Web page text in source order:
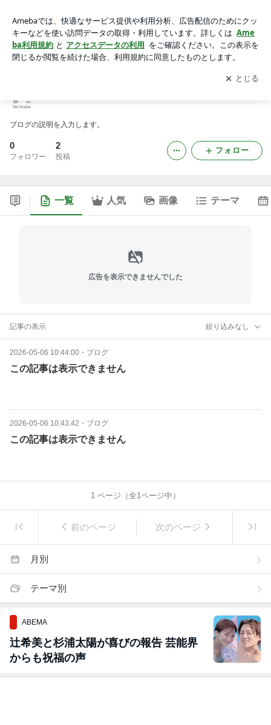
アプリをダウンロードして ブログの更新通知
を受け取りまし
ょう。
開く
ブログの説明を入力します。
0
フォロワー
2
投稿
フォロー
一覧 人気 画像 テーマ
広告を表示できませんでした
記事の表示 絞り込みなし
2026-05-06 10:44:00 ・ ブログ
この記事は表示できません
2026-05-06 10:43:42 ・ ブログ
この記事は表示できません
1 ページ（全1ページ中）
前のページ 次のページ
月別
テーマ別
ABEMA
辻希美と杉浦太陽が喜びの報告 芸能界
からも祝福の声